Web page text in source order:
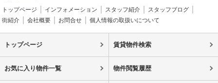
トップページ インフォメーション スタッフ紹介
スタッフブログ
街紹介
会社概要 お問合せ 個人情報の取扱いについて
トップページ 賃貸物件検索
お気に入り物件一覧 物件閲覧履歴